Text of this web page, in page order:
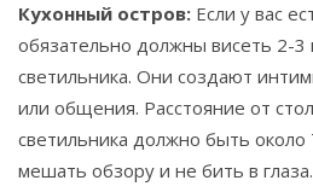
Кухонный остров: Если у вас
обязательно должны висеть 2-3
светильника. Они создают
или общения. Расстояние от
светильника должно быть
мешать обзору и не бить в глаза.